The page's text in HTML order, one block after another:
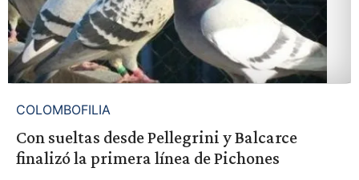
COLOMBOFILIA
Con sueltas desde Pellegrini y Balcarce
finalizó la primera línea de Pichones